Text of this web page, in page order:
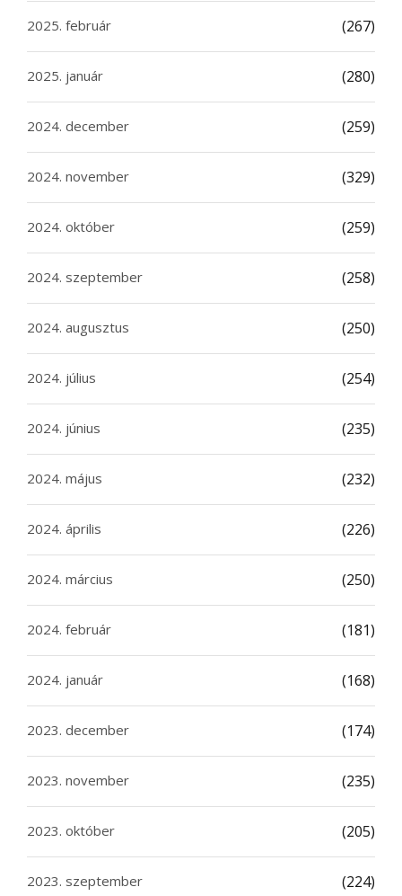
2025. február (267)
2025. január (280)
2024. december (259)
2024. november (329)
2024. október (259)
2024. szeptember (258)
2024. augusztus (250)
2024. július (254)
2024. június (235)
2024. május (232)
2024. április (226)
2024. március (250)
2024. február (181)
2024. január (168)
2023. december (174)
2023. november (235)
2023. október (205)
2023. szeptember (224)